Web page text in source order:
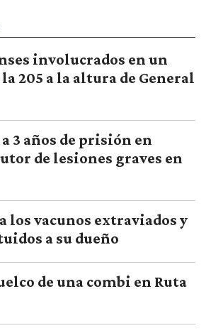
involucrados en un
205 a la altura de General
3 años de prisión en
de lesiones graves en
los vacunos extraviados y
a su dueño
de una combi en Ruta